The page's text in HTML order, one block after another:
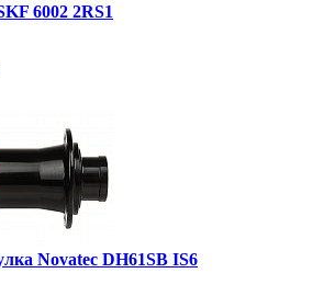
6002 2RS1
Novatec DH61SB IS6